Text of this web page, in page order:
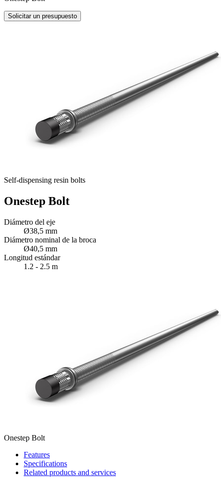
Solicitar un presupuesto
Self-dispensing resin bolts
Onestep Bolt
Diámetro del eje
Ø38,5 mm
Diámetro nominal de la broca
Ø40,5 mm
Longitud estándar
1.2 - 2.5 m
Onestep Bolt
Features
Specifications
Related products and services